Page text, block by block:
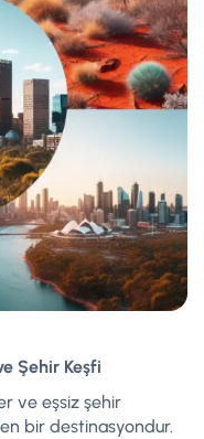
Şehir Keşfi
ve eşsiz şehir
bir destinasyondur.